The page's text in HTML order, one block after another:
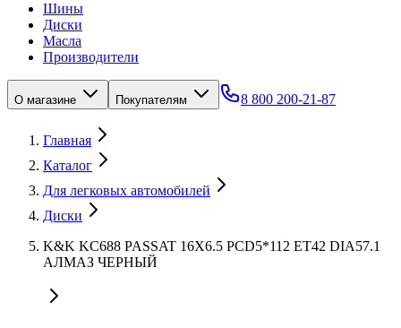
Шины
Диски
Масла
Производители
О магазине Покупателям 8 800 200-21-87
Главная
Каталог
Для легковых автомобилей
Диски
K&K KC688 PASSAT 16X6.5 PCD5*112 ET42 DIA57.1
АЛМАЗ ЧЕРНЫЙ